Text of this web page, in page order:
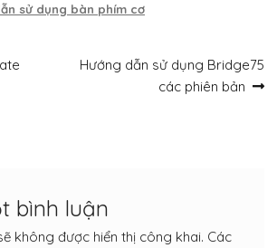
sử dụng bàn phím cơ
Bài
Hướng dẫn sử dụng Bridge75
các phiên bản
bình luận
không được hiển thị công khai. Các